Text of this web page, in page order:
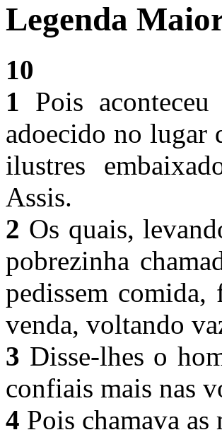
Legenda
10
1 Pois
adoecido no lugar
ilustres
Assis.
2 Os quais,
pobrezinha
pedissem comida,
venda, voltando
3 Disse-lhes o
confiais mais nas
4 Pois chamava